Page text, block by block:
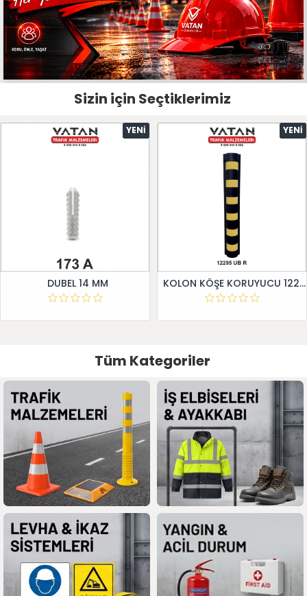
Sizin için Seçtiklerimiz
YENI
DUBEL 14 MM
YENI
KOLON KÖŞE KORUYUCU 12295 UB R
Tüm Kategoriler